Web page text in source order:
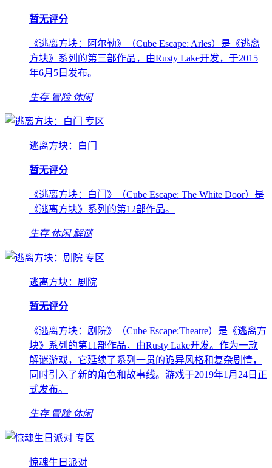
暂无评分
《逃离方块：阿尔勒》（Cube Escape: Arles）是《逃离
方块》系列的第三部作品，由Rusty Lake开发，于2015
年6月5日发布。
生存 冒险 休闲
专区
逃离方块：白门
暂无评分
《逃离方块：白门》（Cube Escape: The White Door）是
《逃离方块》系列的第12部作品。
生存 休闲 解谜
专区
逃离方块：剧院
暂无评分
《逃离方块：剧院》（Cube Escape:Theatre）是《逃离方
块》系列的第11部作品，由Rusty Lake开发。作为一款
解谜游戏，它延续了系列一贯的诡异风格和复杂剧情，
同时引入了新的角色和故事线。游戏于2019年1月24日正
式发布。
生存 冒险 休闲
专区
惊魂生日派对